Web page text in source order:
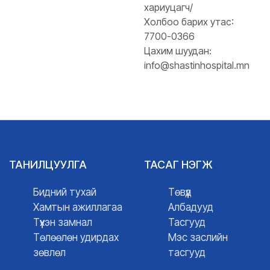
хариуцагч/
Холбоо барих утас:
7700-0366
Цахим шуудан:
info@shastinhospital.mn
ТАНИЛЦУУЛГА
Бидний тухай
Хамтын ажиллагаа
Түүхэн замнал
Төлөөлөн удирдах
зөвлөл
ТАСАГ НЭГЖ
Төвүүд
Албадууд
Тасгууд
Мэс заслийн
тасгууд